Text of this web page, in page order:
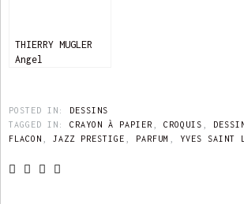
THIERRY MUGLER
Angel
POSTED IN: DESSINS
TAGGED IN: CRAYON À PAPIER CROQUIS
FLACON
JAZZ PRESTIGE PARFUM YVES SAINT